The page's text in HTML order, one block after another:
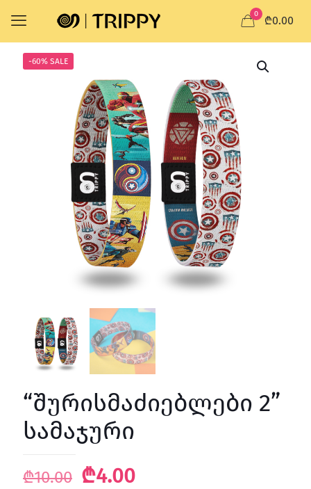
0
₾0.00
-60% SALE
“შურისმაძიებლები 2”
სამაჯური
₾10.00 Original
₾4.00Current